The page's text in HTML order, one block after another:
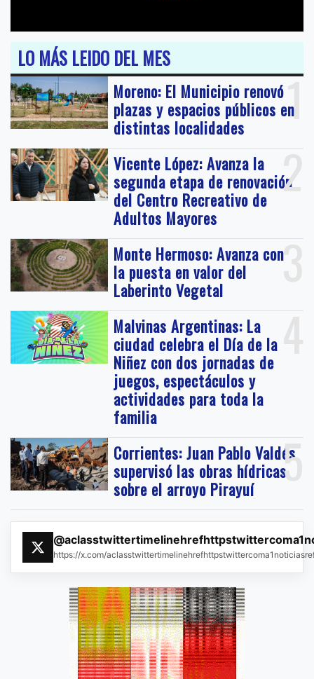
LO MÁS LEIDO DEL MES
1
Moreno: El Municipio renovó
plazas y espacios públicos en
distintas localidades
2
Vicente López: Avanza la
segunda etapa de renovación
del Centro Recreativo de
Adultos Mayores
3
Monte Hermoso: Avanza con
la puesta en valor del
Laberinto Vegetal
4
Malvinas Argentinas: La
ciudad celebra el Día de la
Niñez con dos jornadas de
juegos, espectáculos y
actividades para toda la
familia
5
Corrientes: Juan Pablo Valdés
supervisó las obras hídricas
sobre el arroyo Pirayuí
https://x.com/